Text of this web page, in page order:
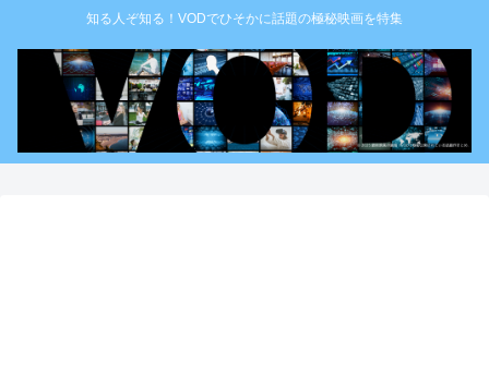
知る人ぞ知る！VODでひそかに話題の極秘映画を特集